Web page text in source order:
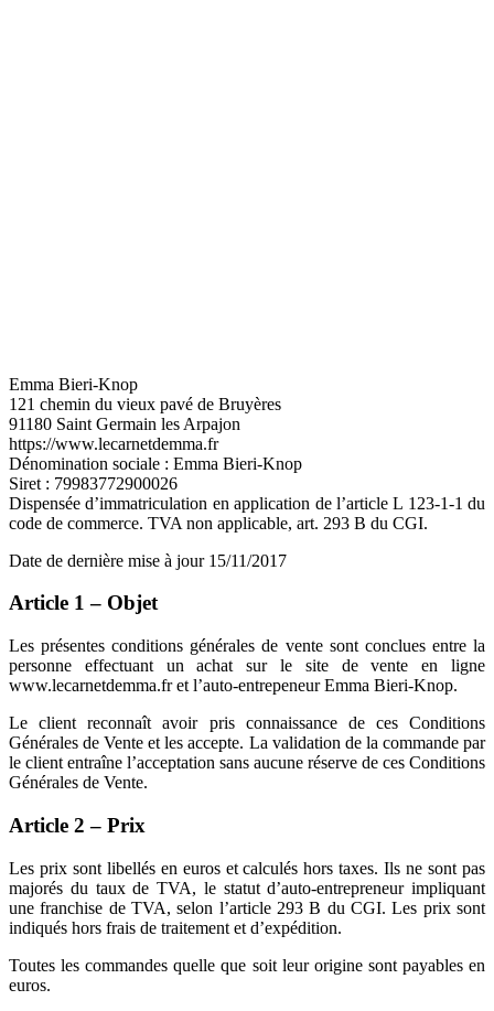
Emma Bieri-Knop
121 chemin du vieux pavé de Bruyères
91180 Saint Germain les Arpajon
https://www.lecarnetdemma.fr
Dénomination sociale : Emma Bieri-Knop
Siret : 79983772900026
Dispensée d’immatriculation en application de l’article L 123-1-1 du
code de commerce. TVA non applicable, art. 293 B du CGI.
Date de dernière mise à jour 15/11/2017
Article 1 – Objet
Les présentes conditions générales de vente sont conclues entre la
personne effectuant un achat sur le site de vente en ligne
www.lecarnetdemma.fr et l’auto-entrepeneur Emma Bieri-Knop.
Le client reconnaît avoir pris connaissance de ces Conditions
Générales de Vente et les accepte. La validation de la commande par
le client entraîne l’acceptation sans aucune réserve de ces Conditions
Générales de Vente.
Article 2 – Prix
Les prix sont libellés en euros et calculés hors taxes. Ils ne sont pas
majorés du taux de TVA, le statut d’auto-entrepreneur impliquant
une franchise de TVA, selon l’article 293 B du CGI. Les prix sont
indiqués hors frais de traitement et d’expédition.
Toutes les commandes quelle que soit leur origine sont payables en
euros.